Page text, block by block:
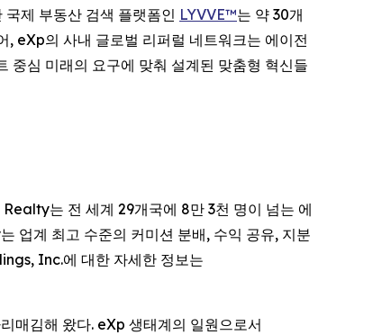
제 부동산 검색 플랫폼인 LYVVE™는 약 30개
, eXp의 사내 글로벌 리퍼럴 네트워크는 에이전
중심 미래의 요구에 맞춰 설계된 맞춤형 혁신들
는 전 세계 29개국에 8만 3천 명이 넘는 에
업계 최고 수준의 커미션 분배, 수익 공유, 지분
Inc.에 대한 자세한 정보는
매김해 왔다. eXp 생태계의 일원으로서